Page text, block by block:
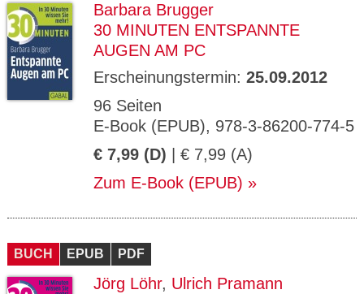
Barbara Brugger
30 MINUTEN ENTSPANNTE
AUGEN AM PC
Erscheinungstermin: 25.09.2012
96 Seiten
E-Book (EPUB), 978-3-86200-774-5
€ 7,99 (D) | € 7,99 (A)
Zum E-Book (EPUB)
BUCH EPUB PDF
Jörg Löhr, Ulrich Pramann